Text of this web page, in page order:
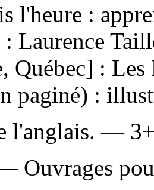
l'heure :
: Laurence
Québec] :
paginé) :
l'anglais. —
Ouvrages